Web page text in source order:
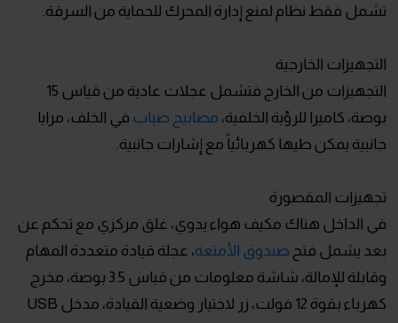
تشمل فقط نظام لمنع إدارة المحرك للحماية من السرقة.
التجهيزات الخارجية
التجهيزات من الخارج فتشمل عجلات عادية من قياس 15
بوصة، كاميرا للرؤية الخلفية، مصابيح ضباب في الخلف، مرايا
جانبية يمكن طيها كهربائياً مع إشارات جانبية.
تجهيزات المقصورة
في الداخل هناك مكيف هواء يدوي، غلق مركزي مع تحكم عن
بعد يشمل فتح صندوق الأمتعة، عجلة قيادة متعددة المهام
وقابلة للإمالة، شاشة معلومات من قياس 3.5 بوصة، مخرج
كهرباء بقوة 12 فولت، زر لاختيار وضعية القيادة، مدخل USB